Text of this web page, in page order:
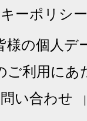
ーポリシー
様の個人デ
ご利用にあ
い合わせ